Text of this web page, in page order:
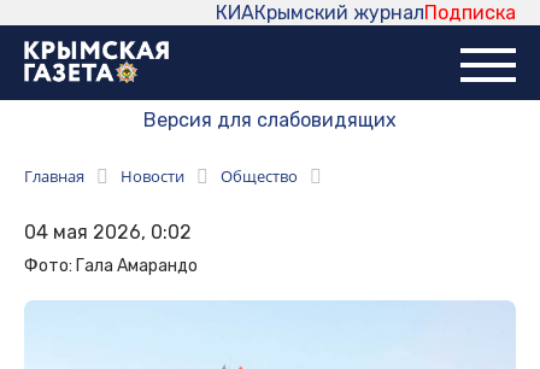
Подписка
Крымский журнал
КИА
Версия для слабовидящих
Главная Новости Общество
04 мая 2026, 0:02
Фото: Гала Амарандо